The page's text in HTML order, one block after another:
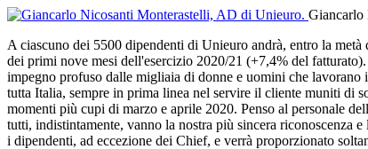
Giancarlo
A ciascuno dei 5500 dipendenti di Unieuro andrà, entro la
dei primi nove mesi dell'esercizio 2020/21 (+7,4% del
impegno profuso dalle migliaia di donne e uomini che
tutta Italia, sempre in prima linea nel servire il cliente muniti di
momenti più cupi di marzo e aprile 2020. Penso al personale
tutti, indistintamente, vanno la nostra più sincera riconoscenza
i dipendenti, ad eccezione dei Chief, e verrà proporzionato